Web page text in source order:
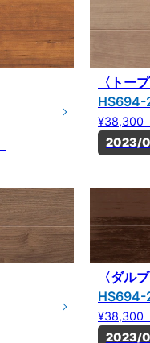
〈トー
HS694-
¥38,300
2023/
〈ダル
HS694-
¥38,300
2023/